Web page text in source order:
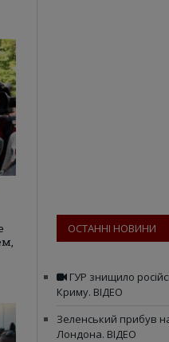
ОСТАННІ НОВИНИ
ГУР знищило
Криму. ВІДЕО
Зеленський прибув
Лондона. ВІДЕО